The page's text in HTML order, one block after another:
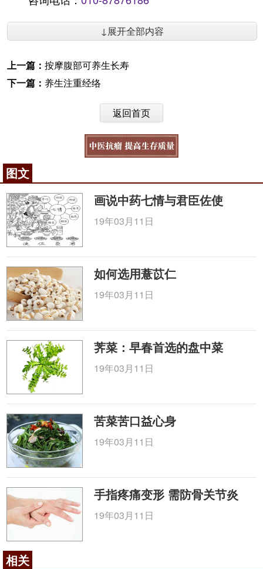
↓展开全部内容
上一篇： 按摩腹部可养生长寿
下一篇： 养生注重经络
返回首页
图文
画说中药七情与君臣佐使
19年03月11日
如何选用薏苡仁
19年03月11日
荠菜：早春首选的盘中菜
19年03月11日
苦菜苦口益心身
19年03月11日
手指疼痛变形 需防骨关节炎
19年03月11日
相关